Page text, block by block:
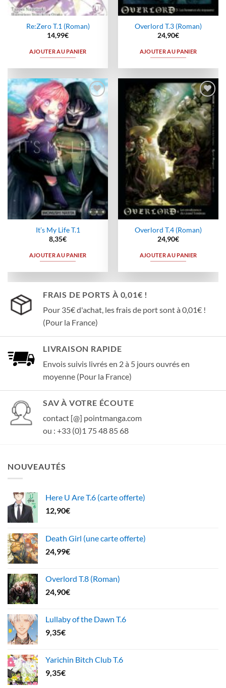
Re:Zero T.1 (Roman)
14,99€
AJOUTER AU PANIER
Overlord T.3 (Roman)
24,90€
AJOUTER AU PANIER
Ajouter
à la
wishlist
It’s My Life T.1
8,35€
AJOUTER AU PANIER
Ajouter
à la
wishlist
Overlord T.4 (Roman)
24,90€
AJOUTER AU PANIER
FRAIS DE PORTS À 0,01€ !
Pour 35€ d'achat, les frais de port sont à 0,01€ !
(Pour la France)
LIVRAISON RAPIDE
Envois suivis livrés en 2 à 5 jours ouvrés en
moyenne (Pour la France)
SAV À VOTRE ÉCOUTE
contact [@] pointmanga.com
ou : +33 (0)1 75 48 85 68
NOUVEAUTÉS
Here U Are T.6 (carte offerte)
12,90€
Death Girl (une carte offerte)
24,99€
Overlord T.8 (Roman)
24,90€
Lullaby of the Dawn T.6
9,35€
Yarichin Bitch Club T.6
9,35€